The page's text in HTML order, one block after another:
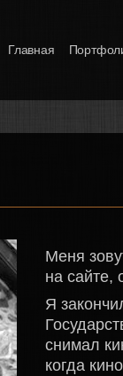
Главная
Меня
на
Я
снимал
когда